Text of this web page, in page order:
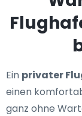
Ein privater
einen
ganz ohne